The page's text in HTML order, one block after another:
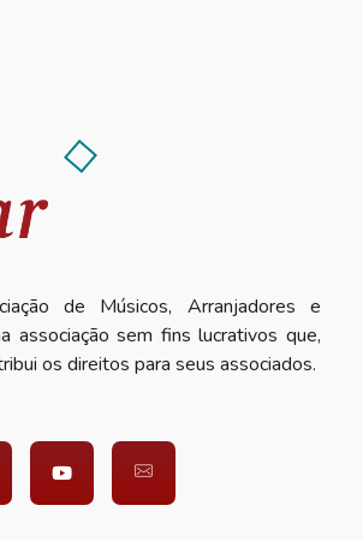
de Músicos, Arranjadores e
associação sem fins lucrativos que,
os direitos para seus associados.